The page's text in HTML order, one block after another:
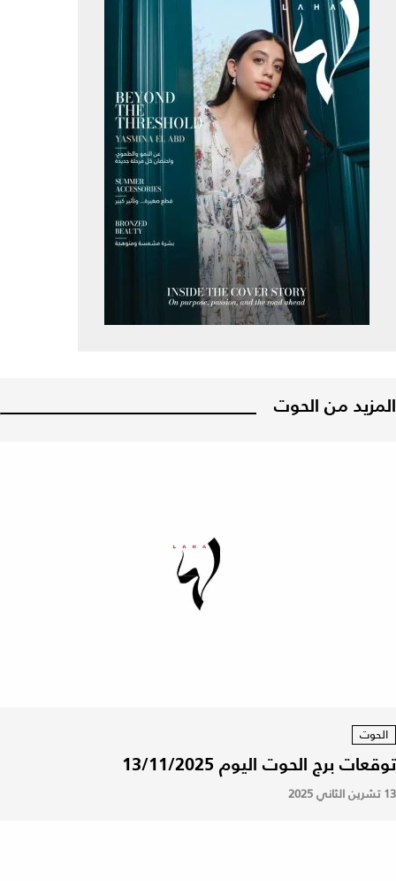
المزيد من الحوت
الحوت
توقعات برج الحوت اليوم 13/11/2025
13 تشرين الثاني 2025